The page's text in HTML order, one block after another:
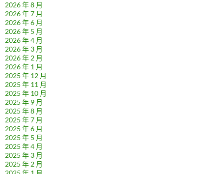
2026 年 8 月
2026 年 7 月
2026 年 6 月
2026 年 5 月
2026 年 4 月
2026 年 3 月
2026 年 2 月
2026 年 1 月
2025 年 12 月
2025 年 11 月
2025 年 10 月
2025 年 9 月
2025 年 8 月
2025 年 7 月
2025 年 6 月
2025 年 5 月
2025 年 4 月
2025 年 3 月
2025 年 2 月